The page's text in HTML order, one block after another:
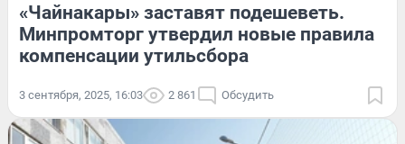
«Чайнакары» заставят подешеветь.
Минпромторг утвердил новые правила
компенсации утильсбора
3 сентября, 2025, 16:03 2 861 Обсудить